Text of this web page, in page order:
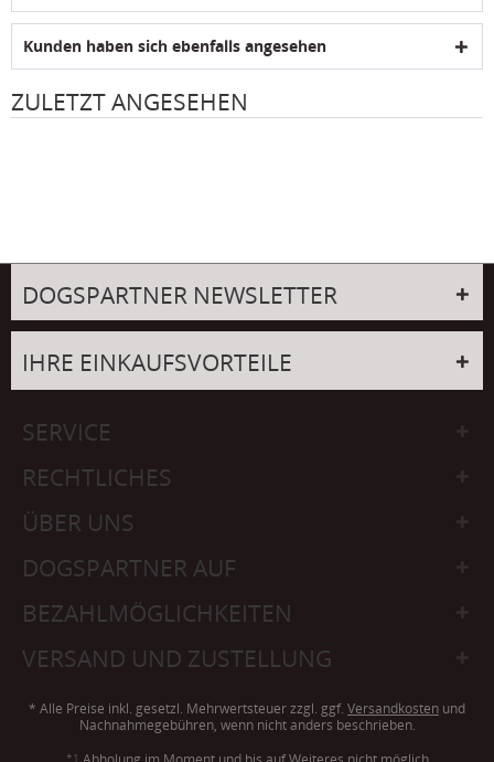
Kunden haben sich ebenfalls angesehen
ZULETZT ANGESEHEN
DOGSPARTNER NEWSLETTER
IHRE EINKAUFSVORTEILE
SERVICE
RECHTLICHES
ÜBER UNS
DOGSPARTNER AUF
BEZAHLMÖGLICHKEITEN
VERSAND UND ZUSTELLUNG
* Alle Preise inkl. gesetzl. Mehrwertsteuer zzgl. ggf. Versandkosten und
Nachnahmegebühren, wenn nicht anders beschrieben.
*1